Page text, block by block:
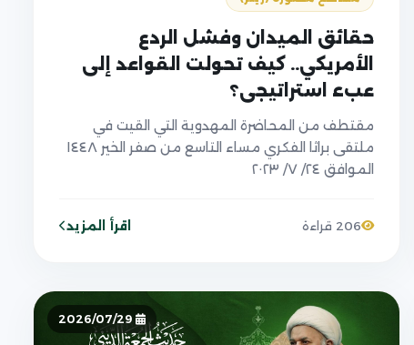
حقائق الميدان وفشل الردع
الأمريكي.. كيف تحولت القواعد إلى
عبء استراتيجي؟
مقتطف من المحاضرة المهدوية التي القيت في
ملتقى براثا الفكري مساء التاسع من صفر الخير ١٤٤٨
الموافق ٢٤/ ٧/ ٢٠٢٣
206 قراءة اقرأ المزيد